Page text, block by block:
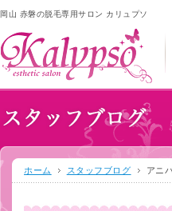
岡山 赤磐の脱毛専用サロン カリュプソ
ホーム スタッフブログ アニ